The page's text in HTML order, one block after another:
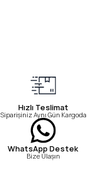
Hızlı Teslimat
Siparişiniz Aynı Gün Kargoda
WhatsApp Destek
Bize Ulaşın